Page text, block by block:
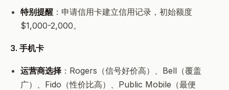
特别提醒 ：申请信用卡建立信用记录，初始额度
$1,000-2,000。
3. 手机卡
运营商选择 ：Rogers（信号好价高）、Bell（覆盖
广）、Fido（性价比高）、Public Mobile（最便